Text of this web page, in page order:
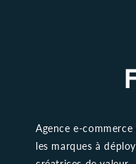
Agence e-
les marques à